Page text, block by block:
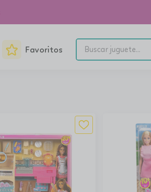
Favoritos